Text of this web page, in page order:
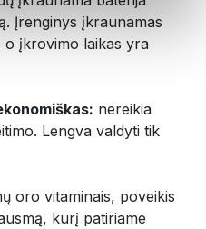
Įrenginys įkraunamas
o įkrovimo laikas yra
nereikia
Lengva valdyti tik
oro vitaminais, poveikis
kurį patiriame